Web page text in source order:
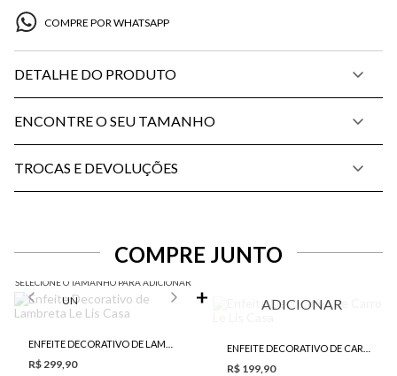
COMPRE POR WHATSAPP
DETALHE DO PRODUTO
ENCONTRE O SEU TAMANHO
TROCAS E DEVOLUÇÕES
COMPRE JUNTO
SELECIONE O TAMANHO PARA ADICIONAR
UN
R$ 299,90
ADICIONAR
R$ 199,90